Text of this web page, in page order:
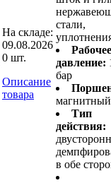
На складе:
09.08.2026
0 шт.
Описание
товара
стали,
Рабочее
давление:
бар
магнитный
Тип
действия:
в обе